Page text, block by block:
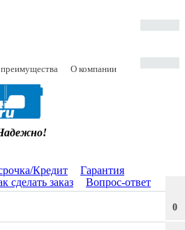
О компании
0
Кредит
Гарантия
сделать заказ Вопрос-ответ